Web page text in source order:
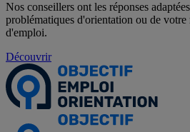
Nos conseillers ont les réponses
problématiques d'orientation ou de votre
d'emploi.
Découvrir